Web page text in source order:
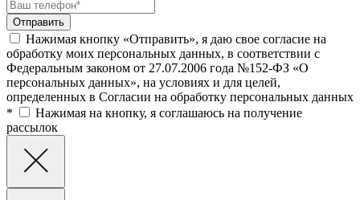
Нажимая кнопку «Отправить», я даю свое согласие на
обработку моих персональных данных, в соответствии с
Федеральным законом от 27.07.2006 года №152-ФЗ «О
персональных данных», на условиях и для целей,
определенных в Согласии на обработку персональных данных
*
Нажимая на кнопку, я соглашаюсь на получение
рассылок